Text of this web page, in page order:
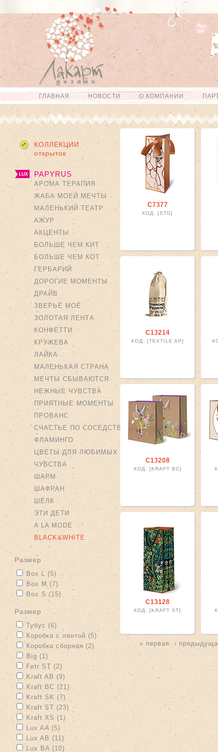
Перейти к
основному
содержанию
Skip to
navigation
Главное меню
ГЛАВНАЯ НОВОСТИ О КОМПАНИИ
КОЛЛЕКЦИИ
открыток
PAPYRUS
АРОМА ТЕРАПИЯ
ЖАБА МОЕЙ МЕЧТЫ
МАЛЕНЬКИЙ ТЕАТР
АЖУР
АКЦЕНТЫ
БОЛЬШЕ ЧЕМ КИТ
БОЛЬШЕ ЧЕМ КОТ
ГЕРБАРИЙ
ДОРОГИЕ МОМЕНТЫ
ДРАЙВ
ЗВЕРЬЁ МОЁ
ЗОЛОТАЯ ЛЕНТА
КОНФЕТТИ
КРУЖЕВА
ЛАЙКА
МАЛЕНЬКАЯ СТРАНА
МЕЧТЫ СБЫВАЮТСЯ
НЕЖНЫЕ ЧУВСТВА
ПРИЯТНЫЕ МОМЕНТЫ
ПРОВАНС
СЧАСТЬЕ ПО СОСЕДСТВУ
ФЛАМИНГО
ЦВЕТЫ ДЛЯ ЛЮБИМЫХ
ЧУВСТВА
ШАРМ
ШАФРАН
ШЁЛК
ЭТИ ДЕТИ
A LA MODE
BLACK&WHITE
размер
Apply Box L filter
Box L (5) Apply Box L filter
Apply Box M filter
Box M (7)
Apply Box S filter
Box S (15) Apply Box S filter
размер
Apply Тубус filter
Тубус (6) Apply Тубус filter
Apply Коробка с лентой filter
Коробка с лентой (5) Apply Коробка с лентой filter
Apply Коробка сборная filter
Коробка сборная (2) Apply Коробка сборная filter
Apply Big filter
Big (1)
Apply Fetr ST filter
Fetr ST (2) Apply Fetr ST filter
Apply Kraft AB filter
Kraft AB (9) Apply Kraft AB filter
Apply Kraft BC filter
Kraft BC (21) Apply Kraft BC filter
Apply Kraft SK filter
Kraft SK (7) Apply Kraft SK filter
Apply Kraft ST filter
Kraft ST (23) Apply Kraft ST filter
Apply Kraft XS filter
Kraft XS (1) Apply Kraft XS filter
Apply Lux AA filter
Lux AA (5)
Apply Lux AB filter
Lux AB (11) Apply Lux AB filter
Apply Lux BA filter
Lux BA (10) Apply Lux BA filter
С7377
КОД: [STD]
С13214
КОД: [TEXTILE AP]
С13208
КОД: [KRAFT BC]
С13128
КОД: [KRAFT ST]
Страницы
« первая ‹